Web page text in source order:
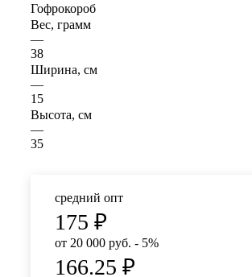
Гофрокороб
Вес, грамм
—
38
Ширина, см
—
15
Высота, см
—
35
средний опт
175 ₽
от 20 000 руб. - 5%
166.25 ₽